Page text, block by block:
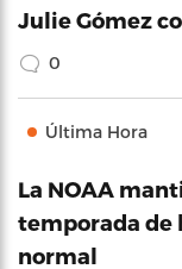
Julie Gómez
0
Última Hora
La NOAA
temporada de
normal